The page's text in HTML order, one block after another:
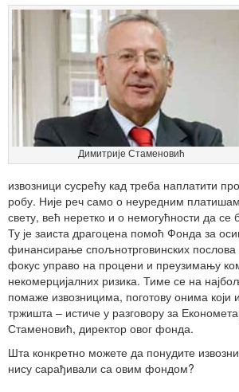
Димитрије Стаменовић
извозници сусрећу кад треба наплатити
робу. Није реч само о неуредним
свету, већ неретко и о немогућности да се
Ту је заиста драгоцена помоћ Фонда за
финансирање спољнотрговинских послова
фокус управо на процени и преузимању
некомерцијалних ризика. Тиме се на
помаже извозницима, поготову онима који
тржишта – истиче у разговору за
Стаменовић, директор овог фонда.
Шта конкретно можете да понудите
нису сарађивали са овим фондом?